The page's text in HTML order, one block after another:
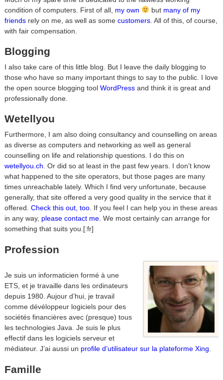
condition of computers. First of all, my own but many of my
friendsrely on me, as well as some customers. All of this, of course,
with fair compensation.
Blogging
I also take care of this little blog. But I leave the daily blogging to
those who have so many important things to say to the public. I love
the open source blogging tool WordPress and think it is great and
professionally done.
Wetellyou
Furthermore, I am also doing consultancy and counselling on areas
as diverse as computers and networking as well as general
counselling on life and relationship questions. I do this on
wetellyou.ch . Or did so at least in the past few years. I don’t know
what happened to the site operators, but those pages are many
times unreachable lately. Which I find very unfortunate, because
generally, that site offered a very good quality in the service that it
offered. Check this out, too. If you feel I can help you in these areas
in any way, please contact me. We most certainly can arrange for
something that suits you.[:fr]
Profession
Je suis un informaticien formé à une
ETS, et je travaille dans les ordinateurs
depuis 1980. Aujour d’hui, je travail
comme dévéloppeur logiciels pour des
sociétés financières avec (presque) tous
les technologies Java. Je suis le plus
effectif dans les logiciels serveur et
médiateur. J’ai aussi un profile d’utilisateur sur la plateforme Xing.
Famille